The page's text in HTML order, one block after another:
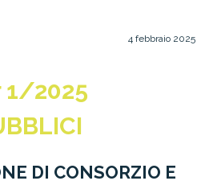
4 febbraio 2025
2025
DI CONSORZIO E